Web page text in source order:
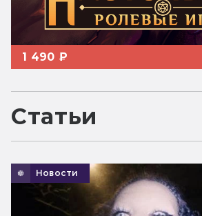
1 490 ₽
Статьи
Новости